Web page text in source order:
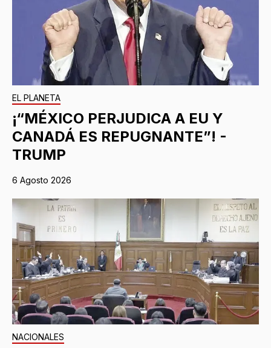
EL PLANETA
¡“MÉXICO PERJUDICA A EU Y
CANADÁ ES REPUGNANTE”! -
TRUMP
6 Agosto 2026
NACIONALES